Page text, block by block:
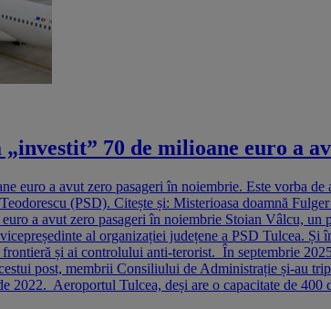
70 de milioane euro a
euro a avut zero pasageri în noiembrie. Este vorba
(PSD). Citește și: Misterioasa doamnă
a avut zero pasageri în noiembrie Stoian Vâlcu,
al organizației județene a PSD Tulcea.
și ai controlului anti-terorist. În septembrie
post, membrii Consiliului de Administrație și-au
2022. Aeroportul Tulcea, deși are o capacitate de